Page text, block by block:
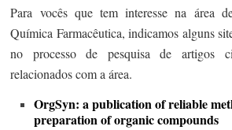
Para vocês que tem interesse na área
Química Farmacêutica, indicamos alguns
no processo de pesquisa de artigos
relacionados com a área.
OrgSyn: a publication of reliable
preparation of organic compounds